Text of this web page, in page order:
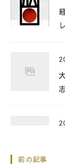
前の記事